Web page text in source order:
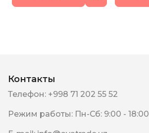
Контакты
Телефон: +998 71 202 55 52
Режим работы: Пн-Сб: 9:00 - 18:00